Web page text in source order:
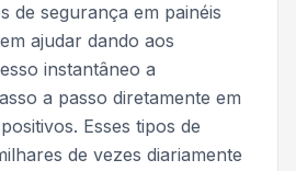
de segurança em painéis
ajudar dando aos
instantâneo a
a passo diretamente em
Esses tipos de
de vezes diariamente